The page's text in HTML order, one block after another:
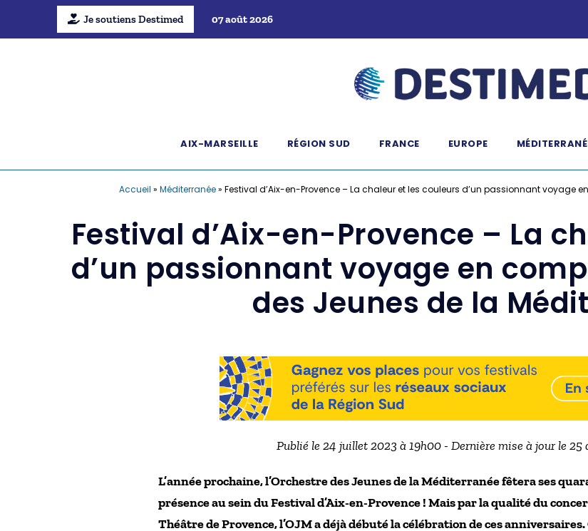
Je soutiens Destimed 07 août 2026
AIX-MARSEILLE RÉGION SUD FRANCE EUROPE
Accueil » Méditerranée» Festival d’Aix-en-Provence – La chaleur et les couleurs d’un passionnant voyage
Festival d’Aix-en-Provence – La
d’un passionnant voyage en
des Jeunes de la
Publié le 24 juillet 2023 à 19h00 - Dernière mise à jour le 25
L’année prochaine, l’Orchestre des Jeunes de la Méditerranée fêtera ses
présence au sein du Festival d’Aix-en-Provence ! Mais par la qualité du
Théâtre de Provence, l’OJM a déjà débuté la célébration de ces